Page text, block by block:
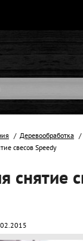
Деревообработка
свесов Speedy
снятие